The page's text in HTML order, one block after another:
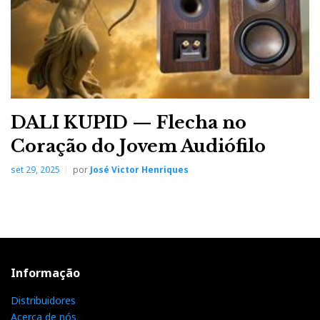
Novidade futuras
DALI KUPID — Flecha no
Coração do Jovem Audiófilo
set 29, 2025 porJosé Victor Henriques
Informação
Distribuidores
Acerca de nós